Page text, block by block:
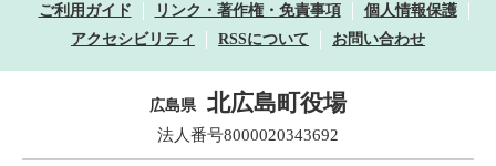
ご利用ガイド リンク・著作権・免責事項
個人情報保護
アクセシビリティ
RSSについて お問い合わせ
広島県 北広島町役場
法人番号8000020343692